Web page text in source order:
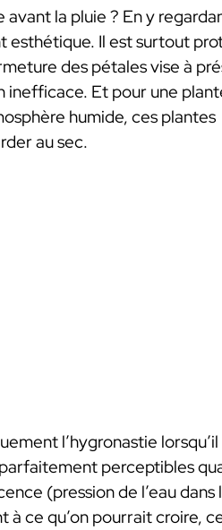
la pluie ? En y
esthétique. Il est surtout
des pétales vise à
inefficace. Et pour une
humide, ces plantes
au sec.
l’hygronastie
perceptibles
(pression de l’eau dans
ce qu’on pourrait croire,